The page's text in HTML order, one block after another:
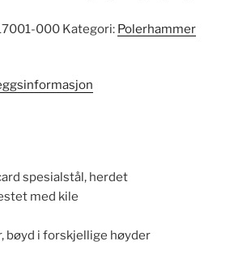
000 Kategori: Polerhammer
spesialstål, herdet
med kile
bøyd i forskjellige høyder